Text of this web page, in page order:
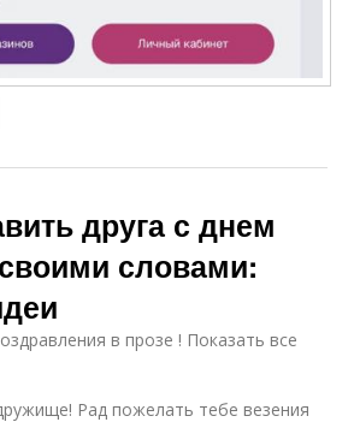
друга с днем
словами:
в прозе ! Показать все
Рад пожелать тебе везения